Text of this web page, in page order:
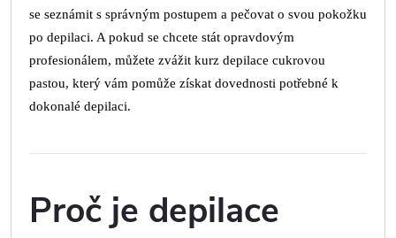
se seznámit s správným postupem a pečovat o svou pokožku
po depilaci. A pokud se chcete stát opravdovým
profesionálem, můžete zvážit kurz depilace cukrovou
pastou, který vám pomůže získat dovednosti potřebné k
dokonalé depilaci.
Proč je depilace